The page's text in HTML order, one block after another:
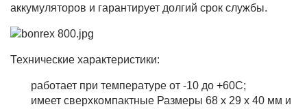
аккумуляторов и гарантирует долгий срок службы.
Технические характеристики:
работает при температуре от -10 до +60C;
имеет сверхкомпактные Размеры 68 х 29 х 40 мм и